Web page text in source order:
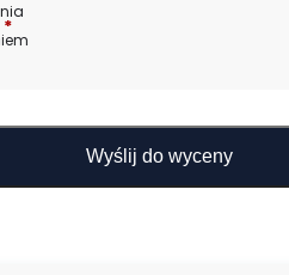
*
Wyślij do wyceny